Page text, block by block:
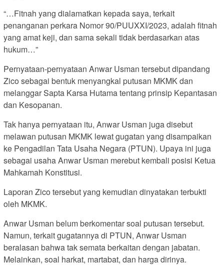
“…Fitnah yang dialamatkan kepada saya, terkait
penanganan perkara Nomor 90/PUUXXI/2023, adalah fitnah
yang amat keji, dan sama sekali tidak berdasarkan atas
hukum…”
Pernyataan-pernyataan Anwar Usman tersebut dipandang
Zico sebagai bentuk menyangkal putusan MKMK dan
melanggar Sapta Karsa Hutama tentang prinsip Kepantasan
dan Kesopanan.
Tak hanya pernyataan itu, Anwar Usman juga disebut
melawan putusan MKMK lewat gugatan yang disampaikan
ke Pengadilan Tata Usaha Negara (PTUN). Upaya ini juga
sebagai usaha Anwar Usman merebut kembali posisi Ketua
Mahkamah Konstitusi.
Laporan Zico tersebut yang kemudian dinyatakan terbukti
oleh MKMK.
Anwar Usman belum berkomentar soal putusan tersebut.
Namun, terkait gugatannya di PTUN, Anwar Usman
beralasan bahwa tak semata berkaitan dengan jabatan.
Melainkan, soal harkat, martabat, dan harga dirinya.